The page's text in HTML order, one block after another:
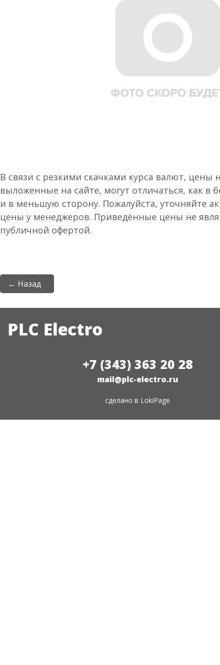
В связи с резкими скачками курса валют, цены
выложенные на сайте, могут отличаться, как в
и в меньшую сторону. Пожалуйста, уточняйте
цены у менеджеров. Приведённые цены не
публичной офертой.
← Назад
PLC Electro
+7 (343) 363 20 28
mail@plc-electro.ru
сделано в LokiPage